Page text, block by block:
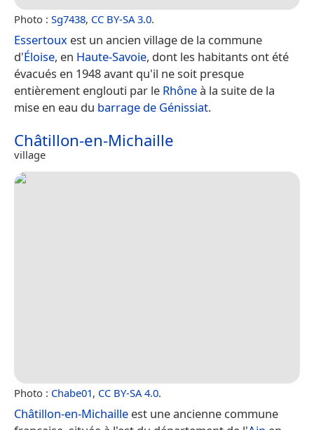
Photo : Sg7438, CC BY-SA 3.0.
Essertoux est un ancien village de la commune
d'Éloise, en Haute-Savoie, dont les habitants ont été
évacués en 1948 avant qu'il ne soit presque
entièrement englouti par le Rhôneà la suite de la
mise en eau du barrage de Génissiat.
Châtillon-en-Michaille
village
Photo : Chabe01, CC BY-SA 4.0.
Châtillon-en-Michaille est une ancienne commune